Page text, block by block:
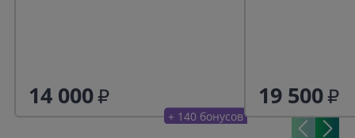
14 000
+ 140 бонусов
19 500